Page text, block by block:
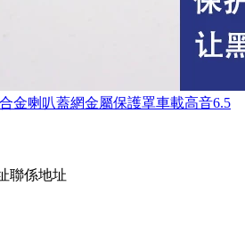
金喇叭蓋網金屬保護罩車載高音6.5
聯係地址